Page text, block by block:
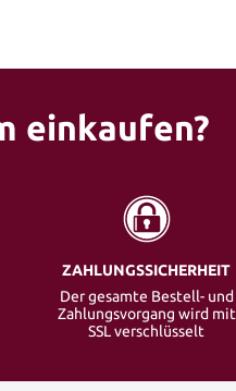
einkaufen?
ZAHLUNGSSICHERHEIT
Der gesamte Bestell- und
Zahlungsvorgang wird mit
SSL verschlüsselt